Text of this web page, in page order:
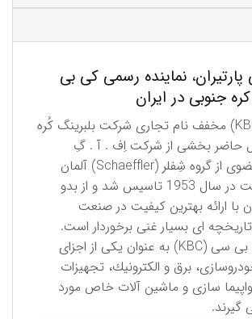
پارتیران، نماینده رسمی کی بی
كی بی سی (KBC) مخفف نام تجاری شركت بلبرینگ كُره
حاضر بخشی از شركت اِف . آ . گِ
(FAG) كُره ، عضوی از گروه شِفلر (Schaeffler) آلمان
است. این شركت در سال 1953 تاسیس شد و از بدو
با ارائه بهترین كیفیت در صنعت
تاریخچه ای بسیار غنی برخوردار است.
بلبرینگهای كی بی سی (KBC) به عنوان یكی از اجزای
برق و الكترونیك، تجهیزات
سازی و ماشین آلات خاص مورد
گیرند.